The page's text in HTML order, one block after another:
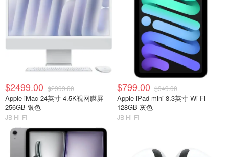
$2499.00 $2999.00
Apple iMac 24英寸 4.5K视网膜屏
256GB 银色
JB Hi-Fi
$799.00 $949.00
Apple iPad mini 8.3英寸 Wi-Fi
128GB 灰色
JB Hi-Fi